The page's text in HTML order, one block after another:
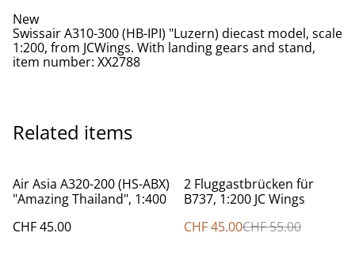
New
Swissair A310-300 (HB-IPI) "Luzern) diecast model, scale
1:200, from JCWings. With landing gears and stand,
item number: XX2788
Related items
Air Asia A320-200 (HS-ABX)
"Amazing Thailand", 1:400
CHF 45.00
%
2 Fluggastbrücken für
B737, 1:200 JC Wings
CHF 45.00CHF 55.00